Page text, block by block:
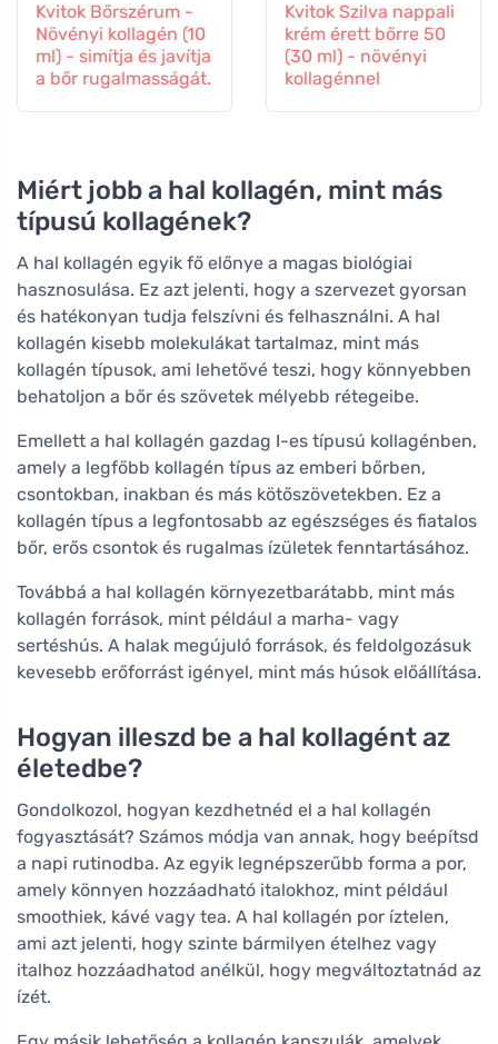
Kvitok Bőrszérum -
Növényi kollagén (10
ml) - simítja és javítja
a bőr rugalmasságát.
Kvitok Szilva nappali
krém érett bőrre 50
(30 ml) - növényi
kollagénnel
Miért jobb a hal kollagén, mint más
típusú kollagének?
A hal kollagén egyik fő előnye a magas biológiai
hasznosulása. Ez azt jelenti, hogy a szervezet gyorsan
és hatékonyan tudja felszívni és felhasználni. A hal
kollagén kisebb molekulákat tartalmaz, mint más
kollagén típusok, ami lehetővé teszi, hogy könnyebben
behatoljon a bőr és szövetek mélyebb rétegeibe.
Emellett a hal kollagén gazdag I-es típusú kollagénben,
amely a legfőbb kollagén típus az emberi bőrben,
csontokban, inakban és más kötőszövetekben. Ez a
kollagén típus a legfontosabb az egészséges és fiatalos
bőr, erős csontok és rugalmas ízületek fenntartásához.
Továbbá a hal kollagén környezetbarátabb, mint más
kollagén források, mint például a marha- vagy
sertéshús. A halak megújuló források, és feldolgozásuk
kevesebb erőforrást igényel, mint más húsok előállítása.
Hogyan illeszd be a hal kollagént az
életedbe?
Gondolkozol, hogyan kezdhetnéd el a hal kollagén
fogyasztását? Számos módja van annak, hogy beépítsd
a napi rutinodba. Az egyik legnépszerűbb forma a por,
amely könnyen hozzáadható italokhoz, mint például
smoothiek, kávé vagy tea. A hal kollagén por íztelen,
ami azt jelenti, hogy szinte bármilyen ételhez vagy
italhoz hozzáadhatod anélkül, hogy megváltoztatnád az
ízét.